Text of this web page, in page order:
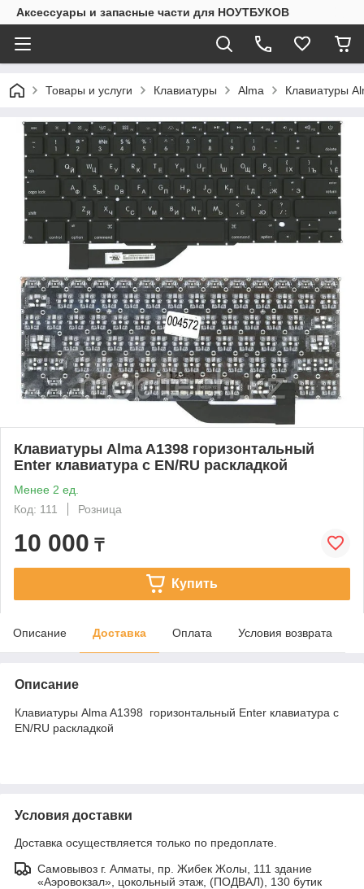
Аксессуары и запасные части для НОУТБУКОВ
Товары и услуги Клавиатуры Alma Клавиатуры
Клавиатуры Alma A1398 горизонтальный
Enter клавиатура c EN/RU раскладкой
Менее 2 ед.
Код: 111
Розница
10 000 ₸
Купить
Описание Доставка Оплата Условия возврата
Описание
Клавиатуры Alma A1398 горизонтальный Enter клавиатура c
EN/RU раскладкой
Условия доставки
Доставка осуществляется только по предоплате.
Самовывоз г. Алматы, пр. Жибек Жолы, 111 здание
«Аэровокзал», цокольный этаж, (ПОДВАЛ), 130 бутик